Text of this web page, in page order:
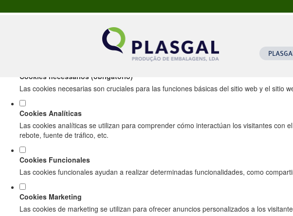
Establezca sus preferencias de cookies para este sitio
Este sitio web utiliza cookies analíticas y funcionales estrictamente necesarias para ofrecerle
política de privacidad y cookies.
Cookies necessários (obrigatório)
Las cookies necesarias son cruciales para las funciones básicas del sitio web y el sitio
Cookies Analíticas
Las cookies analíticas se utilizan para comprender cómo interactúan los visitantes
rebote, fuente de tráfico, etc.
Cookies Funcionales
Las cookies funcionales ayudan a realizar determinadas funcionalidades, como
Cookies Marketing
Las cookies de marketing se utilizan para ofrecer anuncios personalizados a los